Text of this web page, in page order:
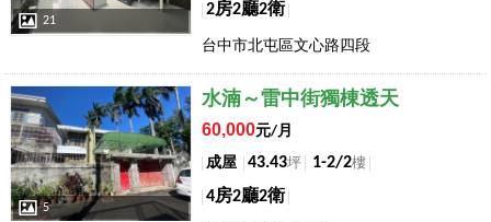
21
2房2廳2衛
台中市北屯區文心路四段
店長推薦
5
水湳～雷中街獨棟透天
60,000元/月
成屋
43.43坪 1-2/2樓
4房2廳2衛